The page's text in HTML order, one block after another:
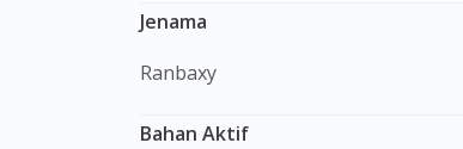
Jenama
Ranbaxy
Bahan Aktif